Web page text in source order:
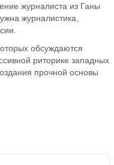
журналиста из Ганы
журналистика,
обсуждаются
риторике западных
прочной основы